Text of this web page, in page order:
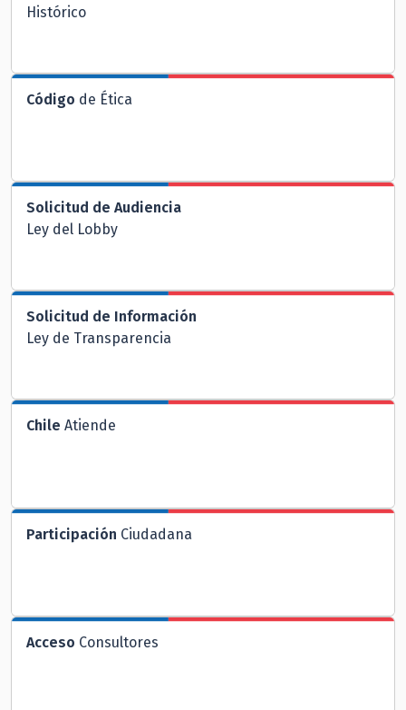
Histórico
Código de Ética
Solicitud de Audiencia
Ley del Lobby
Solicitud de Información
Ley de Transparencia
Chile Atiende
Participación Ciudadana
Acceso Consultores